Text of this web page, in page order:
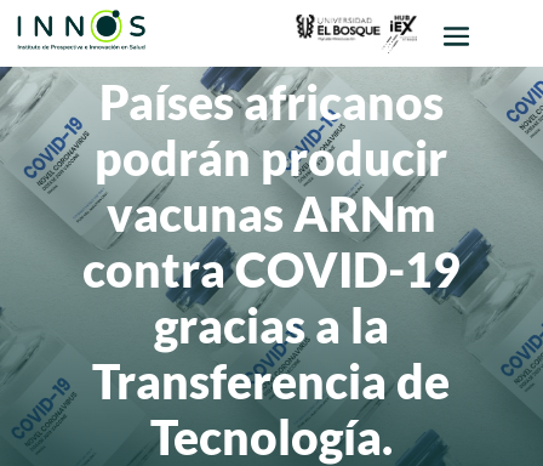
Países africanos
podrán producir
vacunas ARNm
contra COVID-19
gracias a la
Transferencia de
Tecnología.